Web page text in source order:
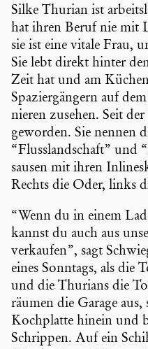
Silke Thurian ist
hat ihren Beruf nie mit
sie ist eine vitale Frau,
Sie lebt direkt hinter
Zeit hat und am
Spazier­gän­gern auf
nieren zusehen. Seit
geworden. Sie nennen
“Fluss­land­schaft” und
sausen mit ihren
Rechts die Oder, links
“Wenn du in einem
kannst du auch aus
verkaufen”, sagt
eines Sonntags, als die
und die Thurians die
räumen die Garage
Kochplatte hinein und
Schrippen. Auf ein